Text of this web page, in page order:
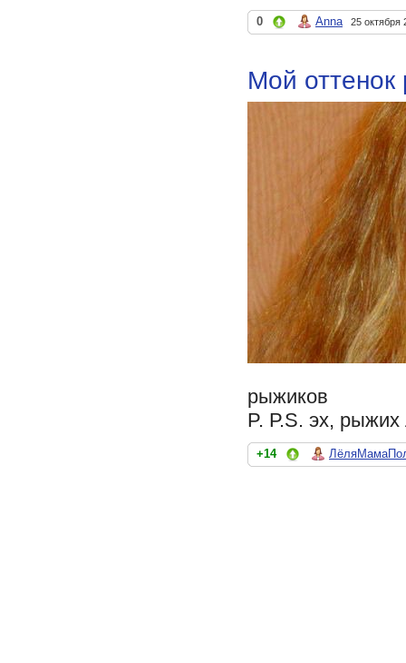
0 Anna 25 октября
Мой оттенок
рыжиков
P. Р.S. эх,
+14